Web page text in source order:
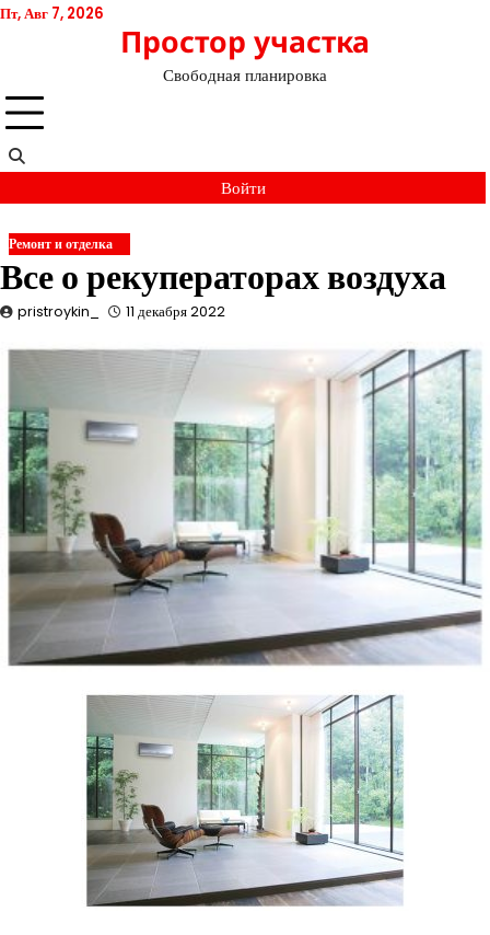
Перейти
Пт, Авг 7, 2026
Простор участка
Свободная планировка
Войти
Ремонт и отделка
Все о рекуператорах воздуха
pristroykin_ 11 декабря 2022